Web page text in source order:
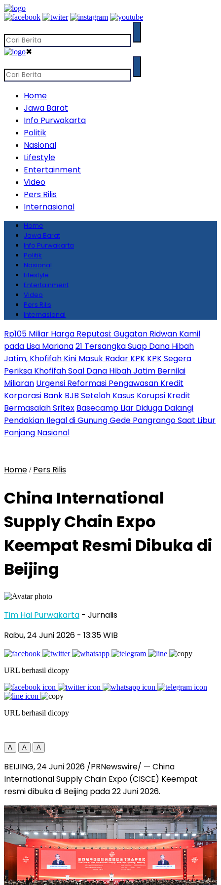
✖
Home
Jawa Barat
Info Purwakarta
Politik
Nasional
Lifestyle
Entertainment
Video
Pers Rilis
Internasional
Home
Jawa Barat
Info Purwakarta
Politik
Nasional
Lifestyle
Entertainment
Video
Pers Rilis
Internasional
Rp105 Miliar Harga Reputasi: Gugatan Ridwan Kamil
pada Lisa Mariana21 Tersangka Suap Dana Hibah
Jatim, Khofifah Kini Masuk Radar KPK KPK Segera
Periksa Khofifah Soal Dana Hibah Jatim Bernilai
Miliaran Urgensi Reformasi Pengawasan Kredit
Korporasi Bank BJB Setelah Kasus Korupsi Kredit
Bermasalah Sritex Basecamp Liar Diduga Dalangi
Pendakian Ilegal di Gunung Gede Pangrango Saat Libur
Panjang Nasional
Home / Pers Rilis
China International
Supply Chain Expo
Keempat Resmi Dibuka di
Beijing
Tim Hai Purwakarta - Jurnalis
Rabu, 24 Juni 2026 - 13:35 WIB
URL berhasil dicopy
URL berhasil dicopy
A A A
BEIJING, 24 Juni 2026 /PRNewswire/ — China
International Supply Chain Expo (CISCE) Keempat
resmi dibuka di Beijing pada 22 Juni 2026.